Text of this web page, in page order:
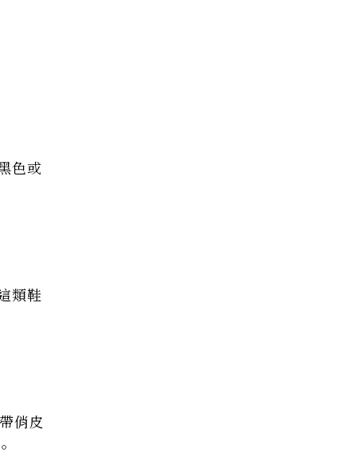
色或
類鞋
俏皮